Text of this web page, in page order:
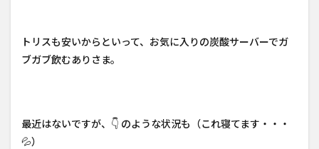
トリスも安いからといって、お気に入りの炭酸サーバーでガ
ブガブ飲むありさま。
最近はないですが、👇 のような状況も（これ寝てます・・・
💦）